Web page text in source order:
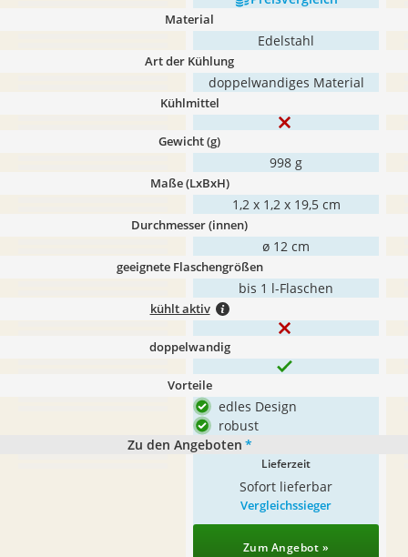
Material
Edelstahl
Art der Kühlung
doppelwandiges Material
Kühlmittel
Gewicht (g)
998 g
Maße (LxBxH)
1,2 x 1,2 x 19,5 cm
Durchmesser (innen)
ø 12 cm
geeignete Flaschengrößen
bis 1 l-Flaschen
kühlt aktiv
doppelwandig
Vorteile
edles Design
robust
Zu den Angeboten *
Lieferzeit
Sofort lieferbar
Vergleichssieger
Zum Angebot »